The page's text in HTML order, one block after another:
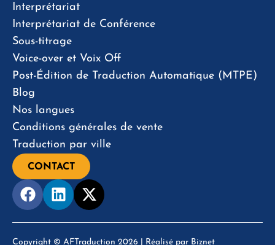
Interprétariat
Interprétariat de Conférence
Sous-titrage
Voice-over et Voix Off
Post-Édition de Traduction Automatique (MTPE)
Blog
Nos langues
Conditions générales de vente
Traduction par ville
CONTACT
Copyright © AFTraduction 2026 | Réalisé par Biznet